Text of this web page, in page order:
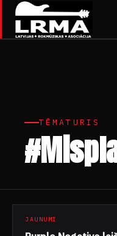
TĒMATURIS
JAUNUMI